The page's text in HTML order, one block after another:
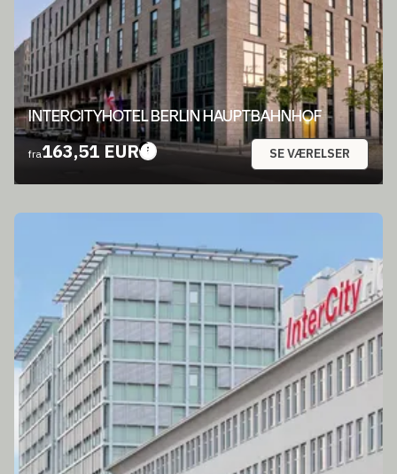
INTERCITYHOTEL BERLIN HAUPTBAHNHOF
fra163,51 EUR SE VÆRELSER